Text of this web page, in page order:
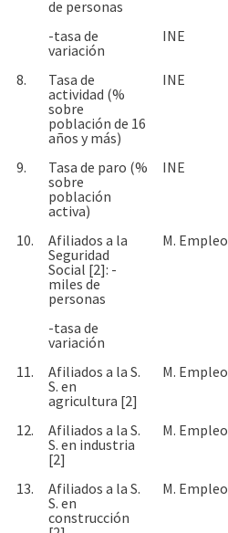
de personas
-tasa de
variación
INE
8.
Tasa de
actividad (%
sobre
población de 16
años y más)
INE
9.
Tasa de paro (%
sobre
población
activa)
INE
10.
Afiliados a la
Seguridad
Social [2]: -
miles de
personas
M. Empleo
-tasa de
variación
11.
Afiliados a la S.
S. en
agricultura [2]
M. Empleo
12.
Afiliados a la S.
S. en industria
[2]
M. Empleo
13.
Afiliados a la S.
S. en
construcción
M. Empleo